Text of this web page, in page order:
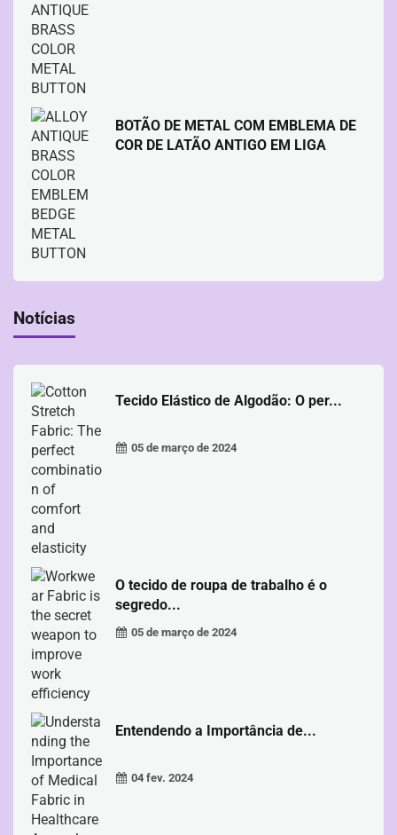
BOTÃO DE METAL COM EMBLEMA DE
COR DE LATÃO ANTIGO EM LIGA
Notícias
Tecido Elástico de Algodão: O per...
05 de março de 2024
O tecido de roupa de trabalho é o
segredo...
05 de março de 2024
Entendendo a Importância de...
04 fev. 2024